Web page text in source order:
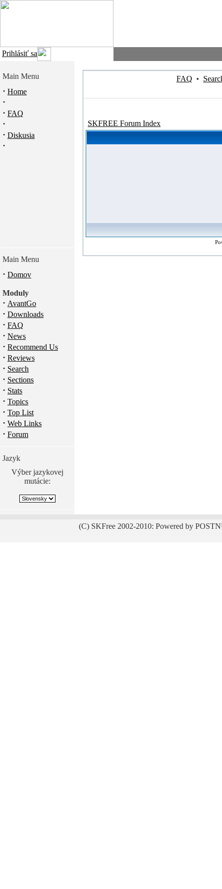
Prihlásiť sa
Main Menu
· Home
·
· FAQ
·
· Diskusia
·
Main Menu
· Domov
Moduly
· AvantGo
· Downloads
· FAQ
· News
· Recommend Us
· Reviews
· Search
· Sections
· Stats
· Topics
· Top List
· Web Links
· Forum
Jazyk
Výber jazykovej
mutácie:
FAQ •
SKFREE Forum Index
(C) SKFree 2002-2010: Powered by